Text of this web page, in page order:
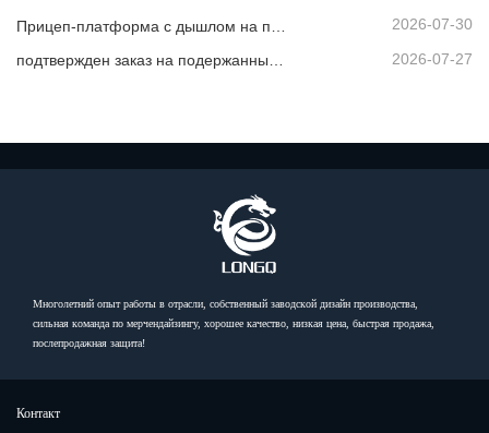
2026-07-30
2026-07-27
Контакт
Многолетний опыт работы в отрасли, собственный заводской дизайн производства,
сильная команда по мерчендайзингу, хорошее качество, низкая цена, быстрая продажа,
послепродажная защита!